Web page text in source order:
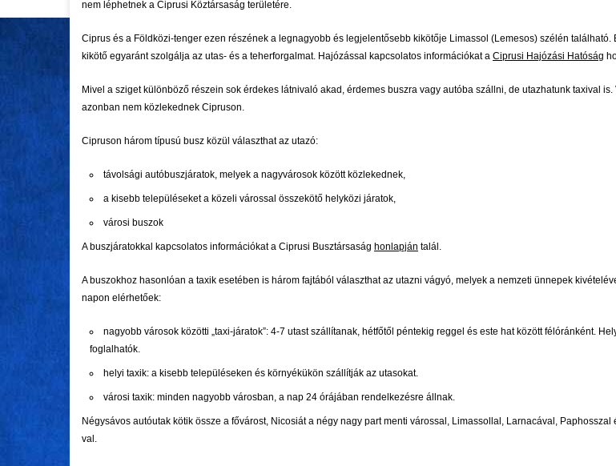
nem léphetnek a Ciprusi Köztársaság területére.
Ciprus és a Földközi-tenger ezen részének a legnagyobb és legjelentősebb kikötője Limassol (Lemesos) szélén található.
kikötő egyaránt szolgálja az utas- és a teherforgalmat. Hajózással kapcsolatos információkat a Ciprusi Hajózási Hatóság
Mivel a sziget különböző részein sok érdekes látnivaló akad, érdemes buszra vagy autóba szállni, de utazhatunk taxival is.
azonban nem közlekednek Cipruson.
Cipruson három típusú busz közül választhat az utazó:
távolsági autóbuszjáratok, melyek a nagyvárosok között közlekednek,
a kisebb településeket a közeli várossal összekötő helyközi járatok,
városi buszok
A buszjáratokkal kapcsolatos információkat a Ciprusi Busztársaság honlapján talál.
A buszokhoz hasonlóan a taxik esetében is három fajtából választhat az utazni vágyó, melyek a nemzeti ünnepek
napon elérhetőek:
nagyobb városok közötti „taxi-járatok”: 4-7 utast szállítanak, hétfőtől péntekig reggel és este hat között félóránként.
foglalhatók.
helyi taxik: a kisebb településeken és környékükön szállítják az utasokat.
városi taxik: minden nagyobb városban, a nap 24 órájában rendelkezésre állnak.
Négysávos autóutak kötik össze a fővárost, Nicosiát a négy nagy part menti várossal, Limassollal, Larnacával, Paphosszal
val.